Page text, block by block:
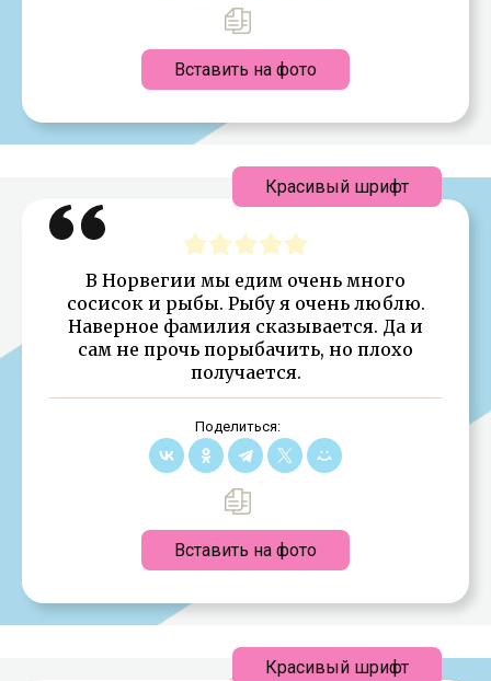
Вставить на фото
В Норвегии мы едим очень много
сосисок и рыбы. Рыбу я очень люблю.
Наверное фамилия сказывается. Да и
сам не прочь порыбачить, но плохо
получается.
Поделиться:
Вставить на фото
Красивый шрифт
Красивый шрифт